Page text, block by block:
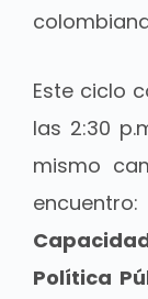
Este ciclo
las 2:30
mismo
Política